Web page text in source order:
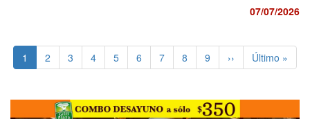
07/07/2026
Paginación
Página
actual
1 Page
2 Page
3 Page
4 Page
5 Page
6 Page
7 Page
8 Page
9
Siguiente
página
››
Última
página
Último »